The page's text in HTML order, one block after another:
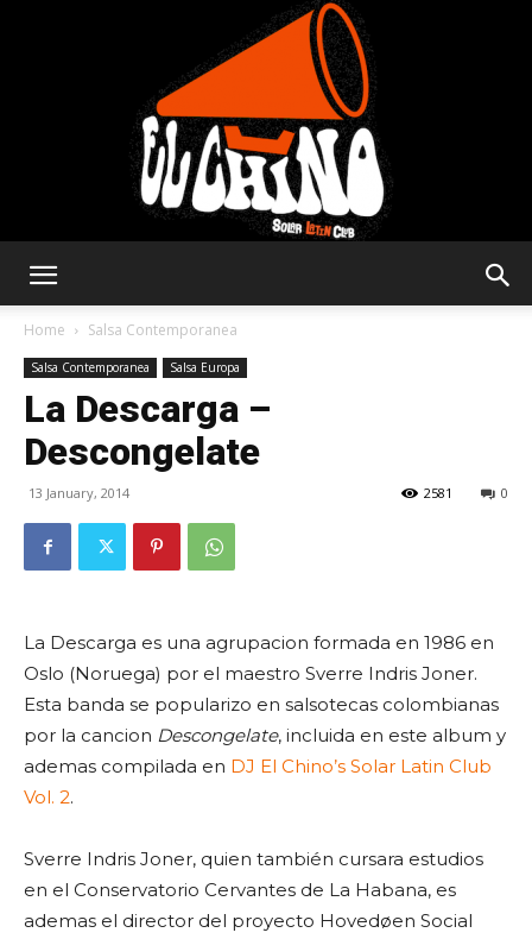
Home Salsa Contemporanea
Salsa Contemporanea Salsa Europa
La Descarga –
Descongelate
13 January, 2014 0
2581
La Descarga es una agrupacion formada en 1986 en
Oslo (Noruega) por el maestro Sverre Indris Joner.
Esta banda se popularizo en salsotecas colombianas
por la cancion Descongelate, incluida en este album y
ademas compilada en DJ El Chino’s Solar Latin Club
Vol. 2.
Sverre Indris Joner, quien también cursara estudios
en el Conservatorio Cervantes de La Habana, es
ademas el director del proyecto Hovedøen Social